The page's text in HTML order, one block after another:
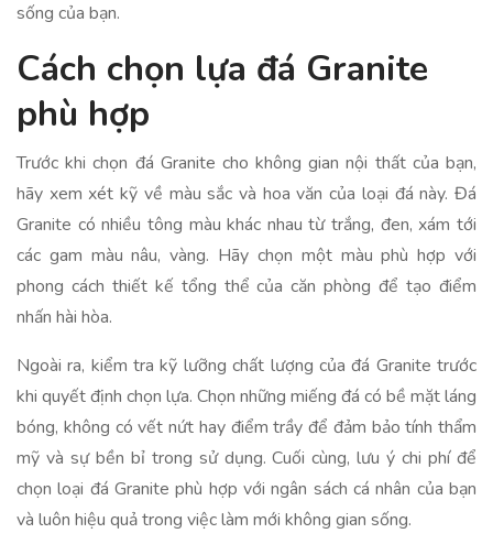
sống của bạn.
Cách chọn lựa đá Granite
phù hợp
Trước khi chọn đá Granite cho không gian nội thất của bạn,
hãy xem xét kỹ về màu sắc và hoa văn của loại đá này. Đá
Granite có nhiều tông màu khác nhau từ trắng, đen, xám tới
các gam màu nâu, vàng. Hãy chọn một màu phù hợp với
phong cách thiết kế tổng thể của căn phòng để tạo điểm
nhấn hài hòa.
Ngoài ra, kiểm tra kỹ lưỡng chất lượng của đá Granite trước
khi quyết định chọn lựa. Chọn những miếng đá có bề mặt láng
bóng, không có vết nứt hay điểm trầy để đảm bảo tính thẩm
mỹ và sự bền bỉ trong sử dụng. Cuối cùng, lưu ý chi phí để
chọn loại đá Granite phù hợp với ngân sách cá nhân của bạn
và luôn hiệu quả trong việc làm mới không gian sống.